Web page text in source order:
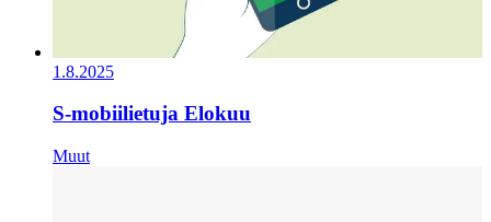
1.8.2025
S-mobiilietuja Elokuu
Muut